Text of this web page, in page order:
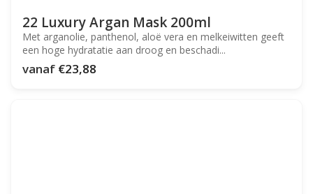
22 Luxury Argan Mask 200ml
Met arganolie, panthenol, aloë vera en melkeiwitten geeft
een hoge hydratatie aan droog en beschadi...
vanaf €23,88